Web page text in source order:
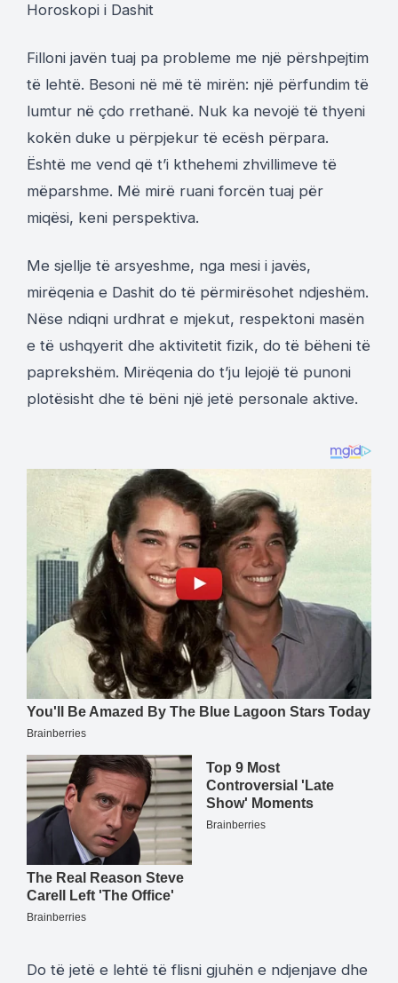
Horoskopi i Dashit
Filloni javën tuaj pa probleme me një përshpejtim
të lehtë. Besoni në më të mirën: një përfundim të
lumtur në çdo rrethanë. Nuk ka nevojë të thyeni
kokën duke u përpjekur të ecësh përpara.
Është me vend që t’i kthehemi zhvillimeve të
mëparshme. Më mirë ruani forcën tuaj për
miqësi, keni perspektiva.
Me sjellje të arsyeshme, nga mesi i javës,
mirëqenia e Dashit do të përmirësohet ndjeshëm.
Nëse ndiqni urdhrat e mjekut, respektoni masën
e të ushqyerit dhe aktivitetit fizik, do të bëheni të
paprekshëm. Mirëqenia do t’ju lejojë të punoni
plotësisht dhe të bëni një jetë personale aktive.
Do të jetë e lehtë të flisni gjuhën e ndjenjave dhe